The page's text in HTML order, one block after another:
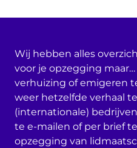
Wij hebben alles
voor je opzegging maar…
verhuizing of emigeren
weer hetzelfde verhaal
(internationale)
te e-mailen of per brief
opzegging van